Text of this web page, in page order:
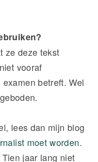
ze deze tekst
vooraf
betreft. Wel
lees dan mijn blog
moet worden.
jaar lang niet